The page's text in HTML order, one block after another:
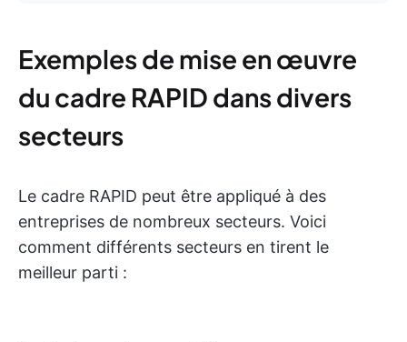
Exemples de mise en œuvre
du cadre RAPID dans divers
secteurs
Le cadre RAPID peut être appliqué à des
entreprises de nombreux secteurs. Voici
comment différents secteurs en tirent le
meilleur parti :